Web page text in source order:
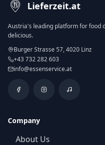
Lieferzeit.at
Austria's leading platform for food
delicious.
Burger Strasse 57, 4020 Linz
+43 732 282 603
info@essenservice.at
Company
About Us